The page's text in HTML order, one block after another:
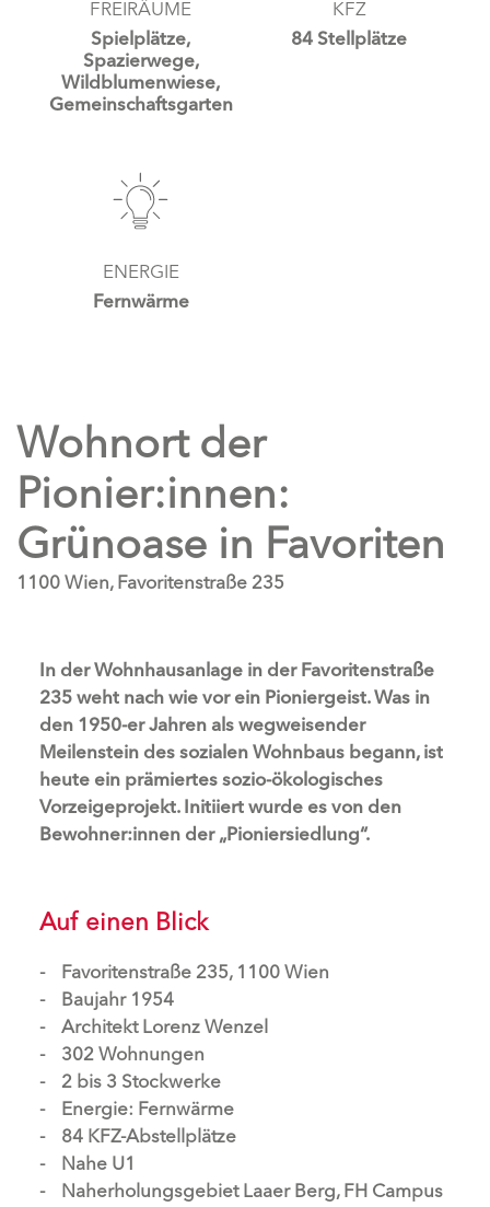
FREIRÄUME
Spielplätze,
Spazierwege,
Wildblumenwiese,
Gemeinschaftsgarten
KFZ
84 Stellplätze
ENERGIE
Fernwärme
Wohnort der
Pionier:innen:
Grünoase in Favoriten
1100 Wien, Favoritenstraße 235
In der Wohnhausanlage in der Favoritenstraße
235 weht nach wie vor ein Pioniergeist. Was in
den 1950-er Jahren als wegweisender
Meilenstein des sozialen Wohnbaus begann, ist
heute ein prämiertes sozio-ökologisches
Vorzeigeprojekt. Initiiert wurde es von den
Bewohner:innen der „Pioniersiedlung“.
Auf einen Blick
Favoritenstraße 235, 1100 Wien
Baujahr 1954
Architekt Lorenz Wenzel
302 Wohnungen
2 bis 3 Stockwerke
Energie: Fernwärme
84 KFZ-Abstellplätze
Nahe U1
Naherholungsgebiet Laaer Berg, FH Campus